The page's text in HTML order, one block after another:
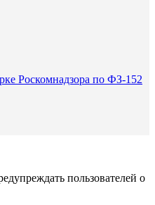
Роскомнадзора по ФЗ-152
пользователей о